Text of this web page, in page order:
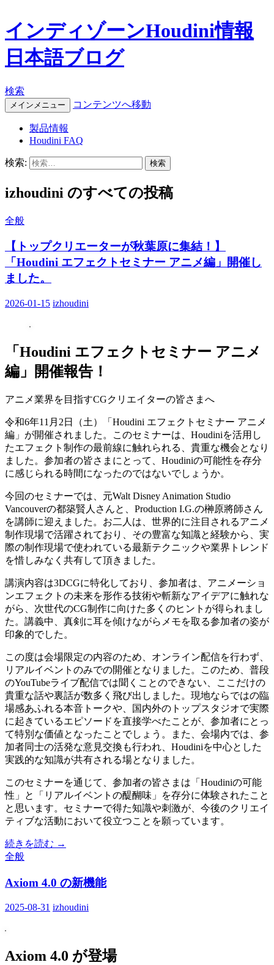
インディゾーンHoudini情報
日本語ブログ
検索
メインメニュー コンテンツへ移動
製品情報
Houdini FAQ
検索:
izhoudini のすべての投稿
全般
【トップクリエーターが秋葉原に集結！】
「Houdini エフェクトセミナー アニメ編」開催し
ました。
2026-01-15 izhoudini
「Houdini エフェクトセミナー アニメ
編」開催報告！
アニメ業界を目指すCGクリエイターの皆さまへ
令和6年11月2日（土）「Houdini エフェクトセミナー アニメ
編」が開催されました。このセミナーは、Houdiniを活用し
たエフェクト制作の最前線に触れられる、貴重な機会となり
ました。参加者の皆さまにとって、Houdiniの可能性を存分
に感じられる時間になったのではないでしょうか。
今回のセミナーでは、元Walt Disney Animation Studio
Vancouverの都築賢人さんと、Production I.G.の榊原將師さん
を講師に迎えました。お二人は、世界的に注目されるアニメ
制作現場で活躍されており、その豊富な知識と経験から、実
際の制作現場で使われている最新テクニックや業界トレンド
を惜しみなく共有して頂きました。
講演内容は3DCGに特化しており、参加者は、アニメーショ
ンエフェクトの未来を形作る技術や斬新なアイデアに触れな
がら、次世代のCG制作に向けた多くのヒントが得られまし
た。講義中、真剣に耳を傾けながらメモを取る参加者の姿が
印象的でした。
この度は会場限定の内容のため、オンライン配信を行わず、
リアルイベントのみでの開催となりました。このため、普段
のYouTubeライブ配信では聞くことのできない、ここだけの
貴重な話や裏話が数多く飛び出しました。現地ならではの臨
場感あふれる本音トークや、国内外のトップスタジオで実際
に起きているエピソードを直接学べたことが、参加者にとっ
て特別な価値となったことでしょう。また、会場内では、参
加者同士の活発な意見交換も行われ、Houdiniを中心とした
実践的な知識が共有される場となりました。
このセミナーを通じて、参加者の皆さまは「Houdiniの可能
性」と「リアルイベントの醍醐味」を存分に体験されたこと
と思います。セミナーで得た知識や刺激が、今後のクリエイ
ティブな活動において役立つことを願っています。
続きを読む →
全般
Axiom 4.0 の新機能
2025-08-31 izhoudini
Axiom 4.0 が登場